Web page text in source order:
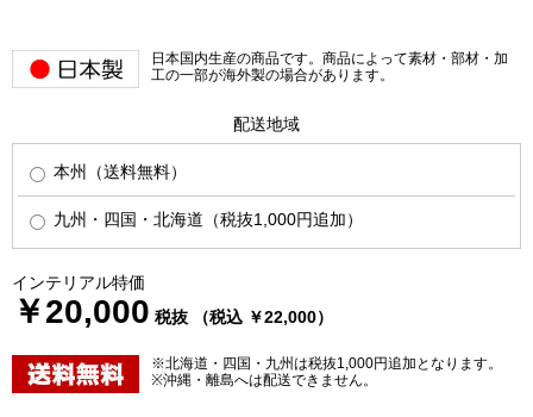
日本国内生産の商品です。商品によって素材・部材・加
工の一部が海外製の場合があります。
配送地域
本州（送料無料）
九州・四国・北海道（税抜1,000円追加）
インテリアル特価
￥20,000 税抜 （税込 ￥22,000）
※北海道・四国・九州は税抜1,000円追加となります。
※沖縄・離島へは配送できません。